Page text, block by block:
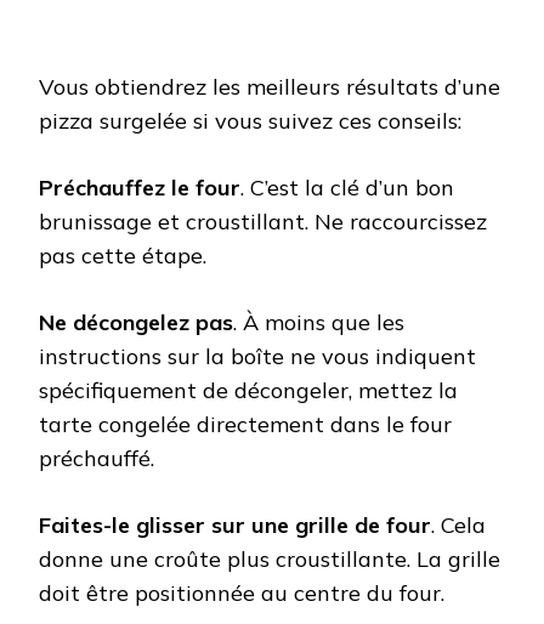
Vous obtiendrez les meilleurs résultats d’une
pizza surgelée si vous suivez ces conseils:
Préchauffez le four. C’est la clé d’un bon
brunissage et croustillant. Ne raccourcissez
pas cette étape.
Ne décongelez pas. À moins que les
instructions sur la boîte ne vous indiquent
spécifiquement de décongeler, mettez la
tarte congelée directement dans le four
préchauffé.
Faites-le glisser sur une grille de four. Cela
donne une croûte plus croustillante. La grille
doit être positionnée au centre du four.